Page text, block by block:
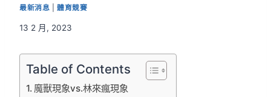
最新消息 |體育競賽
13 2 月, 2023
Table of Contents
魔獸現象vs.林來瘋現象